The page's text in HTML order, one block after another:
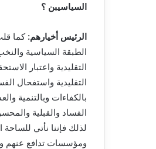
السياسيبن ؟
الرئيس أخيارهم: كما
الطبقة السياسية
التقليدية واعتبار
التقليدية واستفحال
بالكفاءات وبالتنمية
الفساد والقبلية
لذلك فإننا نأتي
ومؤسسات تدافع عنهم